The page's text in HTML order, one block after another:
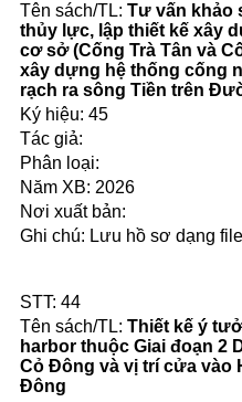
Tư vấn khảo
thủy lực, lập thiết kế xây
cơ sở (Cống Trà Tân và
xây dựng hệ thống cống
rạch ra sông Tiền trên
45
2026
Lưu hồ sơ dạng
44
Thiết kế ý
harbor thuộc Giai đoạn 2
Cỏ Đông và vị trí cửa vào
Đông